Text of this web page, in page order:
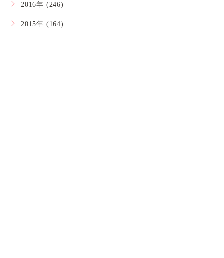
2016年 (246)
2015年 (164)